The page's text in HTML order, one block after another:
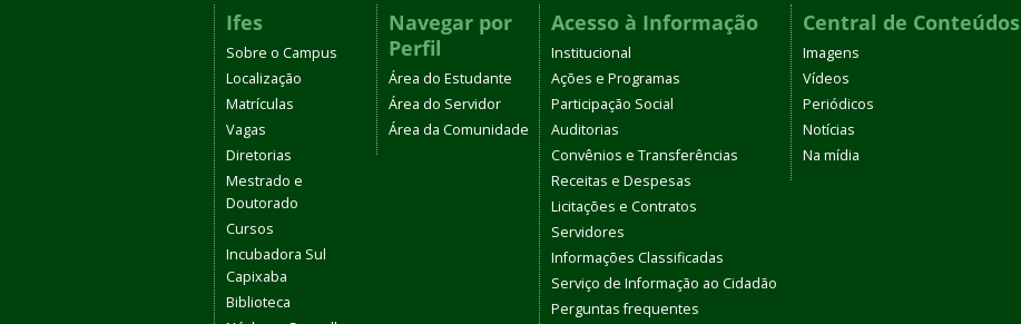
Ifes
Sobre o Campus
Localização
Matrículas
Vagas
Diretorias
Mestrado e
Doutorado
Cursos
Incubadora Sul
Capixaba
Biblioteca
Navegar por
Perfil
Área do Estudante
Área do Servidor
Área da Comunidade
Acesso à Informação
Institucional
Ações e Programas
Participação Social
Auditorias
Convênios e Transferências
Receitas e Despesas
Licitações e Contratos
Servidores
Informações Classificadas
Serviço de Informação ao Cidadão
Perguntas frequentes
Central de Conteúdos
Imagens
Vídeos
Periódicos
Notícias
Na mídia